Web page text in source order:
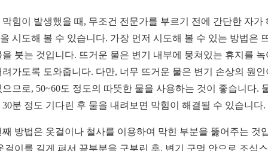
막힘이 발생했을 때, 무조건 전문가를 부르기 전에 간단한 자가
시도해 볼 수 있습니다. 가장 먼저 시도해 볼 수 있는 방법은
을 붓는 것입니다. 뜨거운 물은 변기 내부에 뭉쳐있는 휴지를 녹
려가도록 도와줍니다. 다만, 너무 뜨거운 물은 변기 손상의 원인
으므로, 50~60도 정도의 따뜻한 물을 사용하는 것이 좋습니다.
30분 정도 기다린 후 물을 내려보면 막힘이 해결될 수 있습니다.
째 방법은 옷걸이나 철사를 이용하여 막힌 부분을 뚫어주는 것
걸이를 길게 펴서 끝부분을 구부린 후, 변기 구멍 안으로 조심